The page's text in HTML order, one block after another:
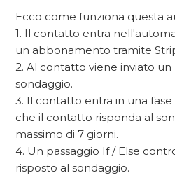
Ecco come funziona questa
1. Il contatto entra
un abbonamento tramite
2. Al contatto viene inviato
sondaggio.
3. Il contatto entra in una
che il contatto risponda al
massimo di 7 giorni.
4. Un passaggio If / Else
risposto al sondaggio.